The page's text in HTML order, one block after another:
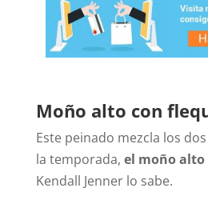
Moño alto con
Este peinado mezcla los
la temporada, el moño
Kendall Jenner lo sabe.